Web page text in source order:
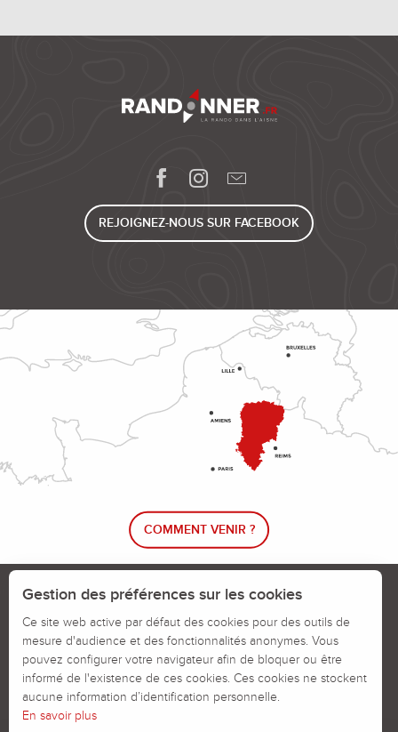
REJOIGNEZ-NOUS SUR FACEBOOK
COMMENT VENIR ?
Le blog rando !
Calendrier des jours chassés
Signaler un problème sur un parcours
Politiques des Cookies Mentions légales
Gestion des préférences sur les cookies
Ce site web active par défaut des cookies pour des outils de
mesure d'audience et des fonctionnalités anonymes. Vous
pouvez configurer votre navigateur afin de bloquer ou être
informé de l'existence de ces cookies. Ces cookies ne stockent
aucune information d’identification personnelle.
En savoir plus